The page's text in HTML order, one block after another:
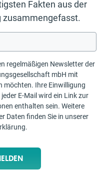
Fakten aus der
zusammengefasst.
regelmäßigen Newsletter der
mbH mit
möchten. Ihre Einwilligung
E-Mail wird ein Link zur
Daten finden Sie in unserer
.